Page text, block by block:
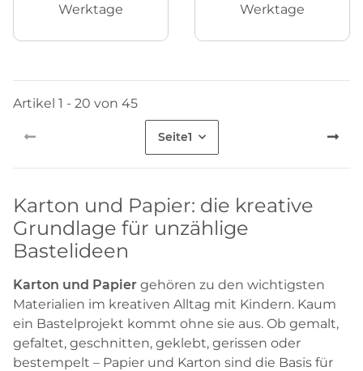
Werktage
Werktage
Artikel 1 - 20 von 45
Seite1
Karton und Papier: die kreative
Grundlage für unzählige
Bastelideen
Karton und Papier gehören zu den wichtigsten
Materialien im kreativen Alltag mit Kindern. Kaum
ein Bastelprojekt kommt ohne sie aus. Ob gemalt,
gefaltet, geschnitten, geklebt, gerissen oder
bestempelt – Papier und Karton sind die Basis für